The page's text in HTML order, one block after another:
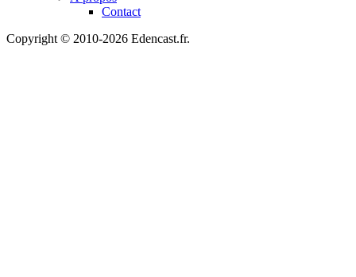
Contact
Copyright © 2010-2026 Edencast.fr.